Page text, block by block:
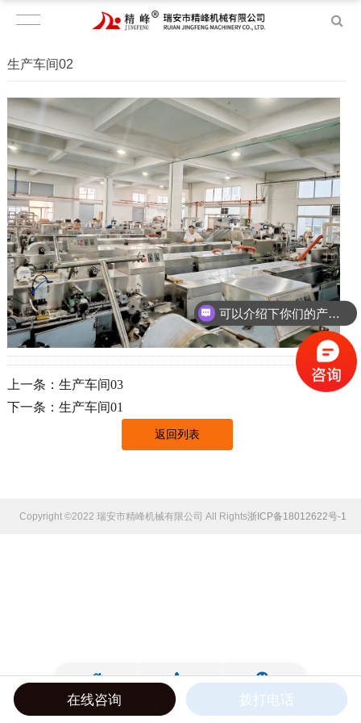
生产车间02
上一条：生产车间03
下一条：生产车间01
返回列表
Copyright ©2022 瑞安市精峰机械有限公司 All Rights Reserved.浙ICP备18012622号-1
可以介绍下你们的产品么？
在线咨询 拨打电话